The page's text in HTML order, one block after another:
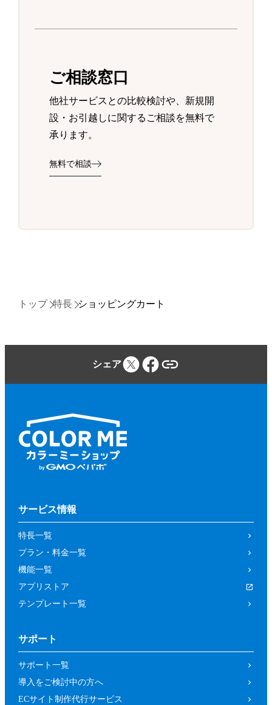
ご相談窓口
他社サービスとの比較検討や、新規開
設・お引越しに関するご相談を無料で
承ります。
無料で相談
トップ 特長 ショッピングカート
シェア
サービス情報
特長一覧
プラン・料金一覧
機能一覧
アプリストア
テンプレート一覧
サポート
サポート一覧
導入をご検討中の方へ
ECサイト制作代行サービス